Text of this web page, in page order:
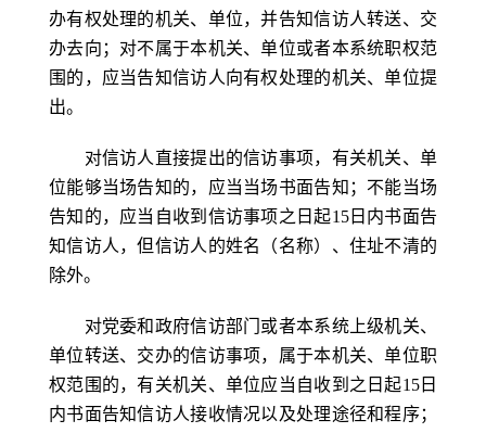
办有权处理的机关、单位，并告知信访人转送、交
办去向；对不属于本机关、单位或者本系统职权范
围的，应当告知信访人向有权处理的机关、单位提
出。
对信访人直接提出的信访事项，有关机关、单
位能够当场告知的，应当当场书面告知；不能当场
告知的，应当自收到信访事项之日起15日内书面告
知信访人，但信访人的姓名（名称）、住址不清的
除外。
对党委和政府信访部门或者本系统上级机关、
单位转送、交办的信访事项，属于本机关、单位职
权范围的，有关机关、单位应当自收到之日起15日
内书面告知信访人接收情况以及处理途径和程序；